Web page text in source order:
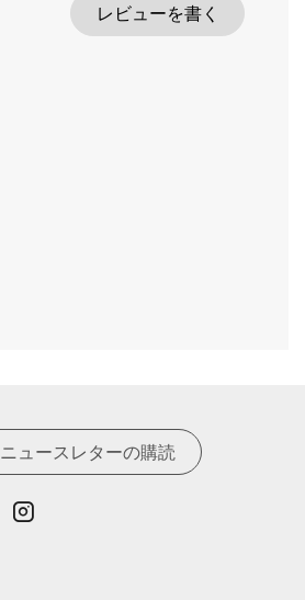
レビューを書く
ニュースレターの購読